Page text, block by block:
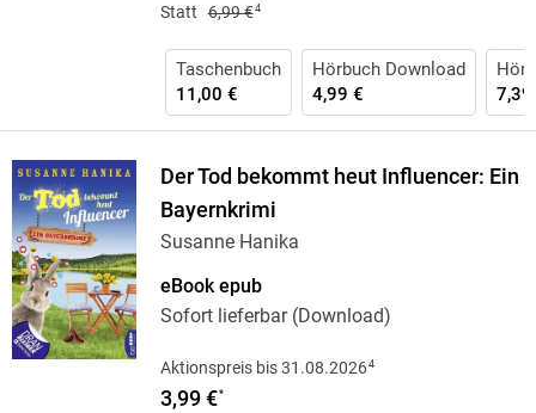
Statt 6,99 €4
Taschenbuch
11,00 €
Hörbuch Download
4,99 €
7,39
Der Tod bekommt heut Influencer: Ein
Bayernkrimi
Susanne Hanika
eBook epub
Sofort lieferbar (Download)
Aktionspreis bis 31.08.20264
3,99 €*